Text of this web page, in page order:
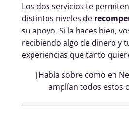
Los dos servicios te
distintos niveles de
su apoyo. Si la haces bien,
recibiendo algo de dinero y
experiencias que tanto
[Habla sobre como en
amplían todos estos